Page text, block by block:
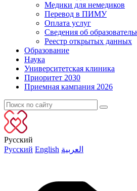
Медики для немедиков
Перевод в ПИМУ
Оплата услуг
Сведения об
Реестр открытых данных
Образование
Наука
Университетская клиника
Приоритет 2030
Приемная кампания 2026
Русский
Русский English العربية